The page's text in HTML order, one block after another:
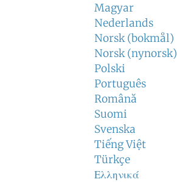
Magyar
Nederlands
Norsk (bokmål)
Norsk (nynorsk)
Polski
Português
Română
Suomi
Svenska
Tiếng Việt
Türkçe
Ελληνικά